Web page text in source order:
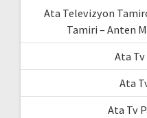
Ata Televizyon
Tamiri – Anten
Ata
Ata
Ata Tv